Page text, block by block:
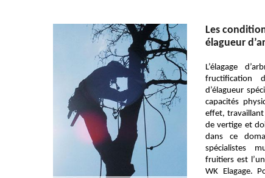
Les
élagueur
L’élagage
fructification
d’élagueur
capacités
effet, travaillant
de vertige et
dans ce
spécialistes
fruitiers est
WK Elagage.